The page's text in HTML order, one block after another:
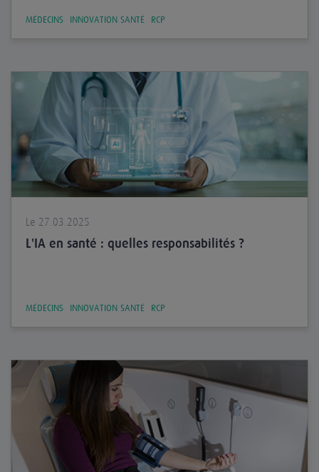
MÉDECINS INNOVATION SANTÉ RCP
Le 27.03.2025
L'IA en santé : quelles responsabilités ?
MÉDECINS INNOVATION SANTÉ RCP